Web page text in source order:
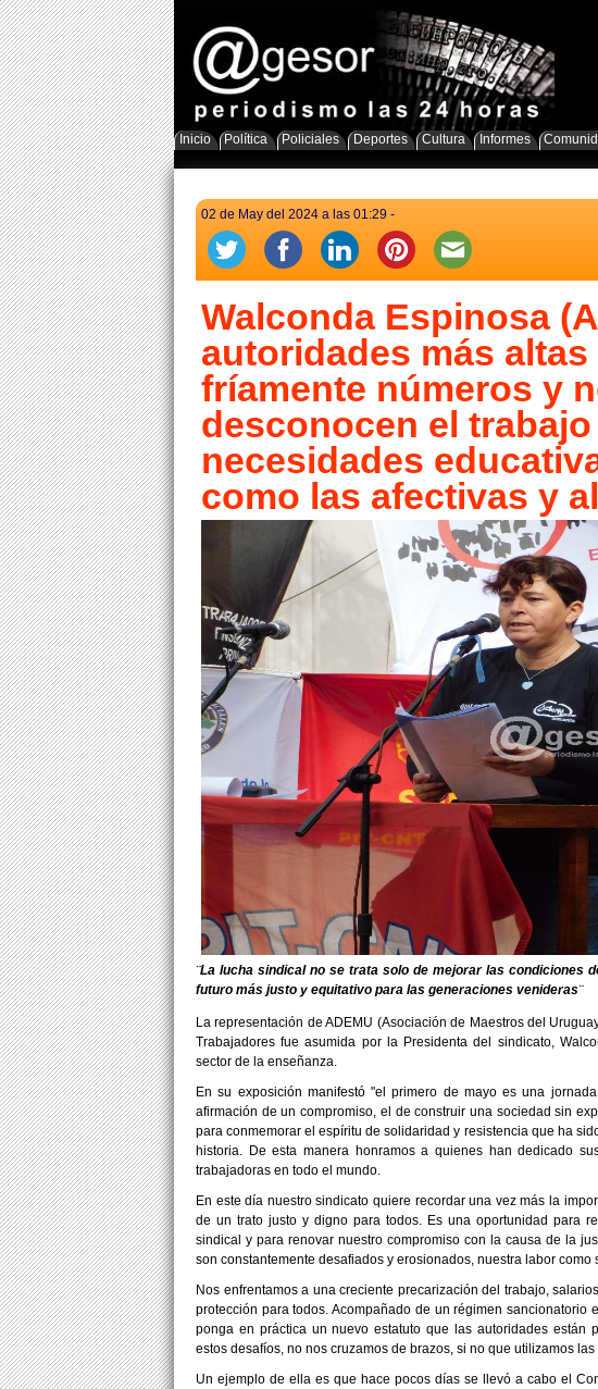
Inicio Política Policiales Deportes Cultura Informes
02 de May del 2024 a las 01:29 -
Walconda Espinosa
autoridades más
fríamente números y
desconocen el
necesidades
como las afectivas y
¨La lucha sindical no se trata solo de mejorar las condiciones
futuro más justo y equitativo para las generaciones venideras¨
La representación de ADEMU (Asociación de Maestros del
Trabajadores fue asumida por la Presidenta del sindicato,
sector de la enseñanza.
En su exposición manifestó "el primero de mayo es una
afirmación de un compromiso, el de construir una sociedad sin
para conmemorar el espíritu de solidaridad y resistencia que ha
historia. De esta manera honramos a quienes han dedicado
trabajadoras en todo el mundo.
En este día nuestro sindicato quiere recordar una vez más la
de un trato justo y digno para todos. Es una oportunidad para
sindical y para renovar nuestro compromiso con la causa de la
son constantemente desafiados y erosionados, nuestra labor como
Nos enfrentamos a una creciente precarización del trabajo,
protección para todos. Acompañado de un régimen
ponga en práctica un nuevo estatuto que las autoridades están
estos desafíos, no nos cruzamos de brazos, si no que utilizamos
Un ejemplo de ella es que hace pocos días se llevó a cabo el